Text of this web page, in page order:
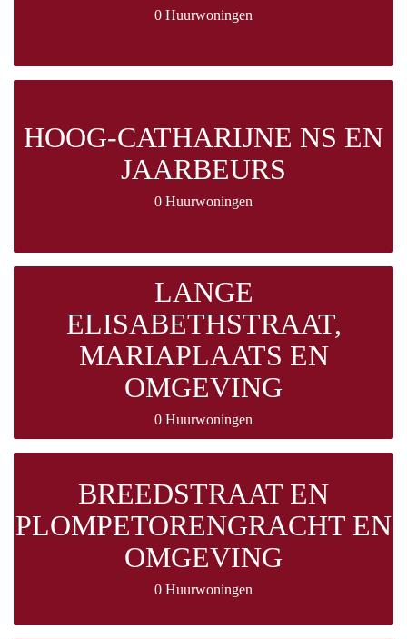
0 Huurwoningen
HOOG-CATHARIJNE NS EN
JAARBEURS
0 Huurwoningen
LANGE
ELISABETHSTRAAT,
MARIAPLAATS EN
OMGEVING
0 Huurwoningen
BREEDSTRAAT EN
PLOMPETORENGRACHT EN
OMGEVING
0 Huurwoningen